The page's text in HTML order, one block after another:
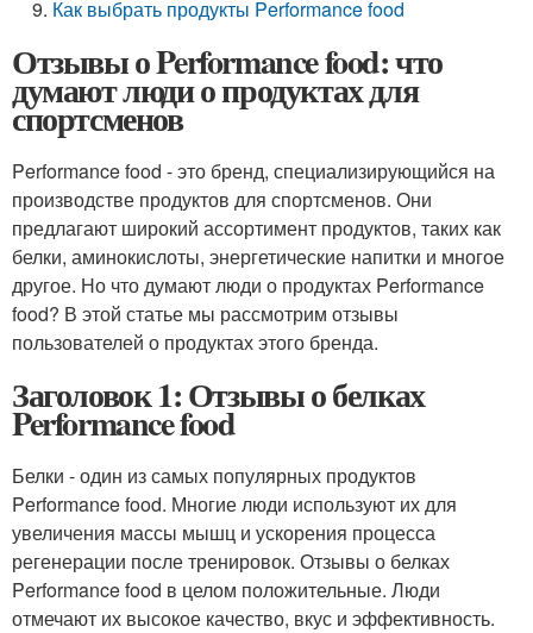
Как выбрать продукты Performance food
Отзывы о Performance food: что
думают люди о продуктах для
спортсменов
Performance food - это бренд, специализирующийся на
производстве продуктов для спортсменов. Они
предлагают широкий ассортимент продуктов, таких как
белки, аминокислоты, энергетические напитки и многое
другое. Но что думают люди о продуктах Performance
food? В этой статье мы рассмотрим отзывы
пользователей о продуктах этого бренда.
Заголовок 1: Отзывы о белках
Performance food
Белки - один из самых популярных продуктов
Performance food. Многие люди используют их для
увеличения массы мышц и ускорения процесса
регенерации после тренировок. Отзывы о белках
Performance food в целом положительные. Люди
отмечают их высокое качество, вкус и эффективность.